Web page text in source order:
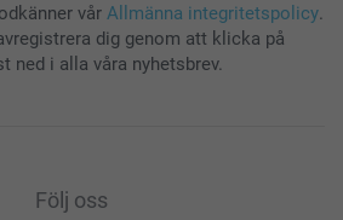
vår Allmänna integritetspolicy.
dig genom att klicka på
ned i alla våra nyhetsbrev.
Följ oss